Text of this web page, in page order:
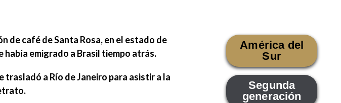
de café de Santa Rosa, en el estado de
había emigrado a Brasil tiempo atrás.
trasladó a Río de Janeiro para asistir a la
América del
Sur
Segunda
generación